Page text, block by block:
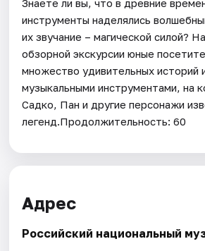
Знаете ли вы, что в древние
инструменты наделялись
их звучание – магической силой?
обзорной экскурсии юные
множество удивительных историй
музыкальными инструментами, на
Садко, Пан и другие персонажи
легенд.Продолжительность: 60
Адрес
Российский национальный